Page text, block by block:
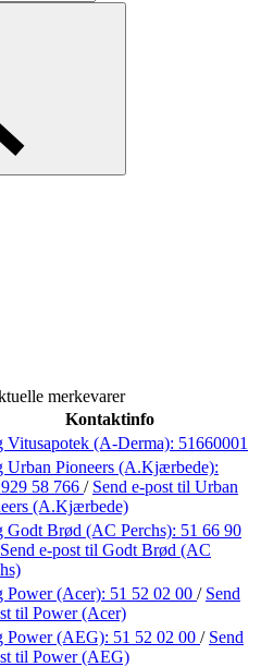
merkevarer
Kontaktinfo
Vitusapotek (A-Derma): 51660001
Urban Pioneers (A.Kjærbede):
58 766 / Send e-post til Urban
(A.Kjærbede)
Godt Brød (AC Perchs): 51 66 90
Send e-post til Godt Brød (AC
Power (Acer): 51 52 02 00 / Send
til Power (Acer)
Power (AEG): 51 52 02 00 / Send
til Power (AEG)